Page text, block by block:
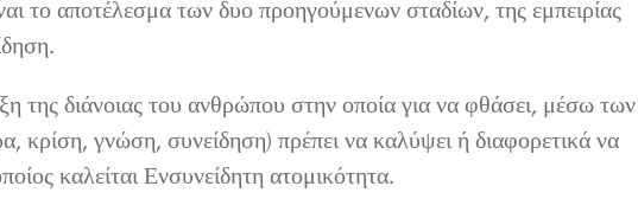
το αποτέλεσμα των δυο προηγούμενων σταδίων, της εμπειρίας
της διάνοιας του ανθρώπου στην οποία για να φθάσει, μέσω των
κρίση, γνώση, συνείδηση) πρέπει να καλύψει ή διαφορετικά να
καλείται Ενσυνείδητη ατομικότητα.